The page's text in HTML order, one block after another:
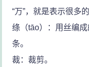
“万”，就是表示很多
绦（tāo）：用丝编
条。
裁：裁剪。